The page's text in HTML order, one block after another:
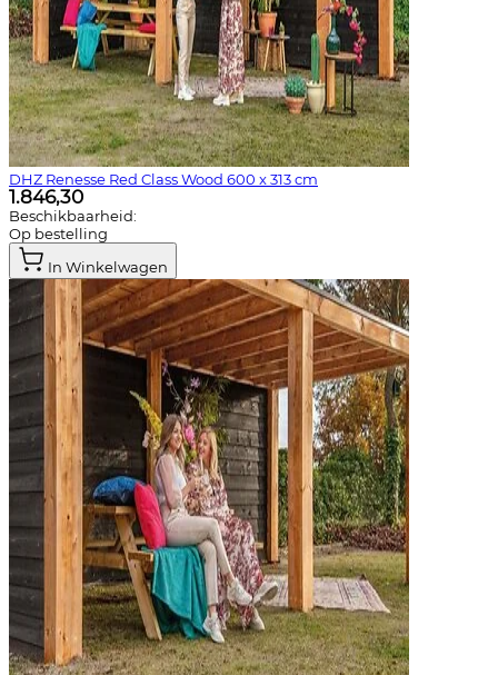
DHZ Renesse Red Class Wood 600 x 313 cm
1.846,30
Beschikbaarheid:
Op bestelling
In Winkelwagen